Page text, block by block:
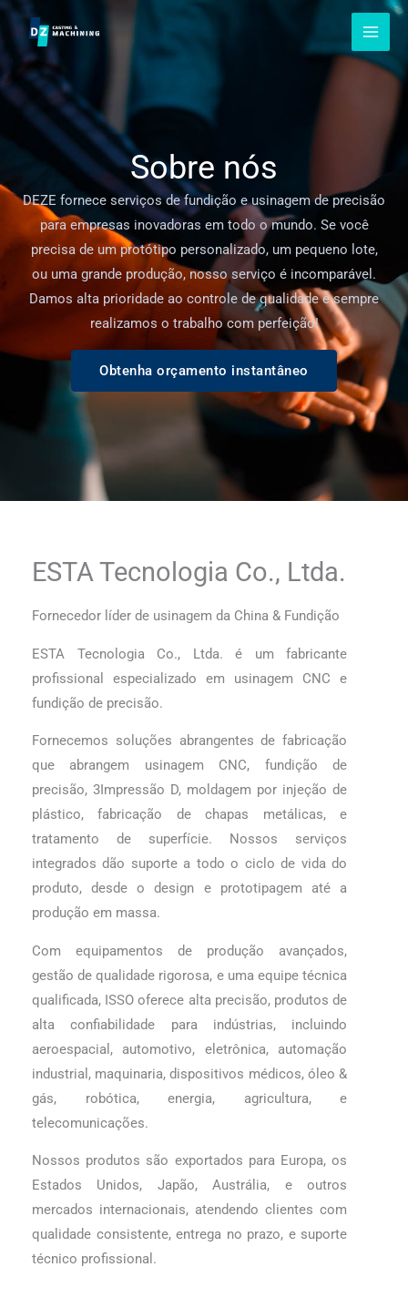
Pular
para
conteúdo
Sobre nós
DEZE fornece serviços de fundição e usinagem de precisão
para empresas inovadoras em todo o mundo. Se você
precisa de um protótipo personalizado, um pequeno lote,
ou uma grande produção, nosso serviço é incomparável.
Damos alta prioridade ao controle de qualidade e sempre
realizamos o trabalho com perfeição!
Obtenha orçamento instantâneo
ESTA Tecnologia Co., Ltda.​
Fornecedor líder de usinagem da China & Fundição
ESTA Tecnologia Co., Ltda. é um fabricante
profissional especializado em usinagem CNC e
fundição de precisão.
Fornecemos soluções abrangentes de fabricação
que abrangem usinagem CNC, fundição de
precisão, 3Impressão D, moldagem por injeção de
plástico, fabricação de chapas metálicas, e
tratamento de superfície. Nossos serviços
integrados dão suporte a todo o ciclo de vida do
produto, desde o design e prototipagem até a
produção em massa.
Com equipamentos de produção avançados,
gestão de qualidade rigorosa, e uma equipe técnica
qualificada, ISSO oferece alta precisão, produtos de
alta confiabilidade para indústrias, incluindo
aeroespacial, automotivo, eletrônica, automação
industrial, maquinaria, dispositivos médicos, óleo &
gás, robótica, energia, agricultura, e
telecomunicações.
Nossos produtos são exportados para Europa, os
Estados Unidos, Japão, Austrália, e outros
mercados internacionais, atendendo clientes com
qualidade consistente, entrega no prazo, e suporte
técnico profissional.